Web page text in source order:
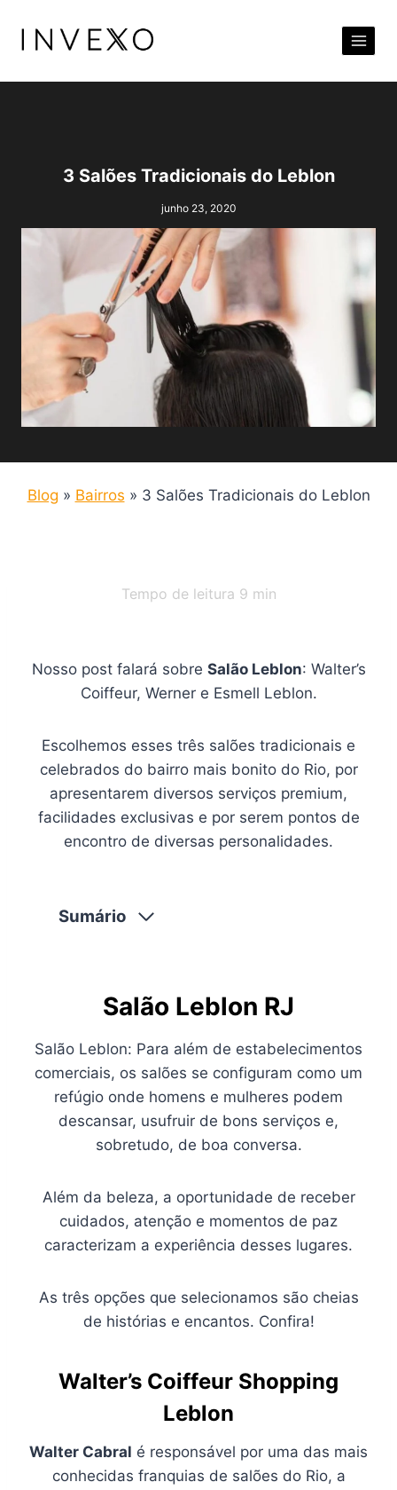
para
Conteúdo
3 Salões Tradicionais do Leblon
junho 23, 2020
Blog » Bairros » 3 Salões Tradicionais do Leblon
Tempo de leitura 9 min
Nosso post falará sobre Salão Leblon: Walter’s
Coiffeur, Werner e Esmell Leblon.
Escolhemos esses três salões tradicionais e
celebrados do bairro mais bonito do Rio, por
apresentarem diversos serviços premium,
facilidades exclusivas e por serem pontos de
encontro de diversas personalidades.
Sumário
Salão Leblon RJ
Salão Leblon: Para além de estabelecimentos
comerciais, os salões se configuram como um
refúgio onde homens e mulheres podem
descansar, usufruir de bons serviços e,
sobretudo, de boa conversa.
Além da beleza, a oportunidade de receber
cuidados, atenção e momentos de paz
caracterizam a experiência desses lugares.
As três opções que selecionamos são cheias
de histórias e encantos. Confira!
Walter’s Coiffeur Shopping
Leblon
Walter Cabral é responsável por uma das mais
conhecidas franquias de salões do Rio, a